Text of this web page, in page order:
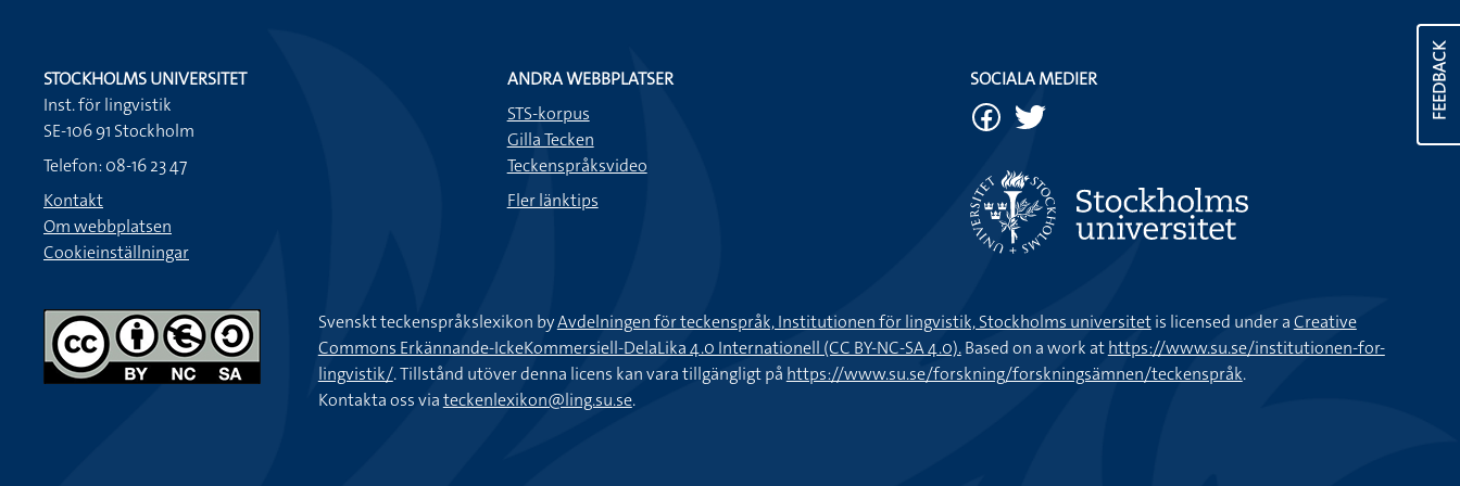
FEEDBACK
STOCKHOLMS UNIVERSITET
Inst. för lingvistik
SE-106 91 Stockholm
Telefon: 08-16 23 47
Kontakt
Om webbplatsen
Cookieinställningar
ANDRA WEBBPLATSER
STS-korpus
Gilla Tecken
Teckenspråksvideo
Fler länktips
SOCIALA MEDIER
Svenskt teckenspråkslexikon byAvdelningen för teckenspråk, Institutionen för lingvistik, Stockholms universitetis licensed under aCreative
Commons Erkännande-IckeKommersiell-DelaLika 4.0 Internationell (CC BY-NC-SA 4.0).Based on a work athttps://www.su.se/institutionen-for-
lingvistik/. Tillstånd utöver denna licens kan vara tillgängligt på https://www.su.se/forskning/forskningsämnen/teckenspråk.
Kontakta oss viateckenlexikon@ling.su.se.